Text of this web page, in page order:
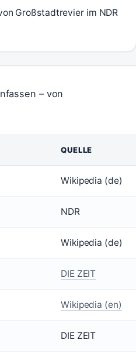
Großstadtrevier im NDR
– von
QUELLE
Wikipedia (de)
NDR
Wikipedia (de)
DIE ZEIT
Wikipedia (en)
DIE ZEIT